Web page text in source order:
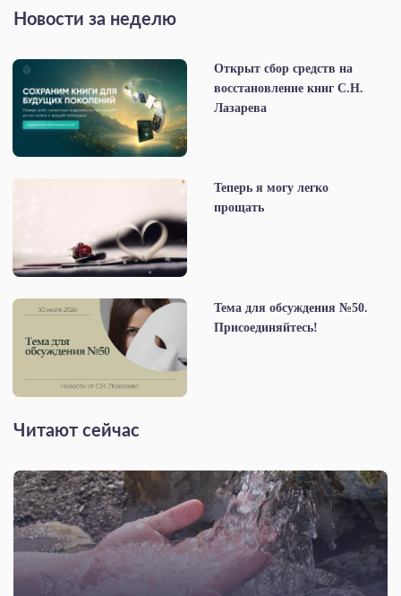
Новости за неделю
Открыт сбор средств на
восстановление книг С.Н.
Лазарева
Теперь я могу легко
прощать
Тема для обсуждения №50.
Присоединяйтесь!
Читают сейчас